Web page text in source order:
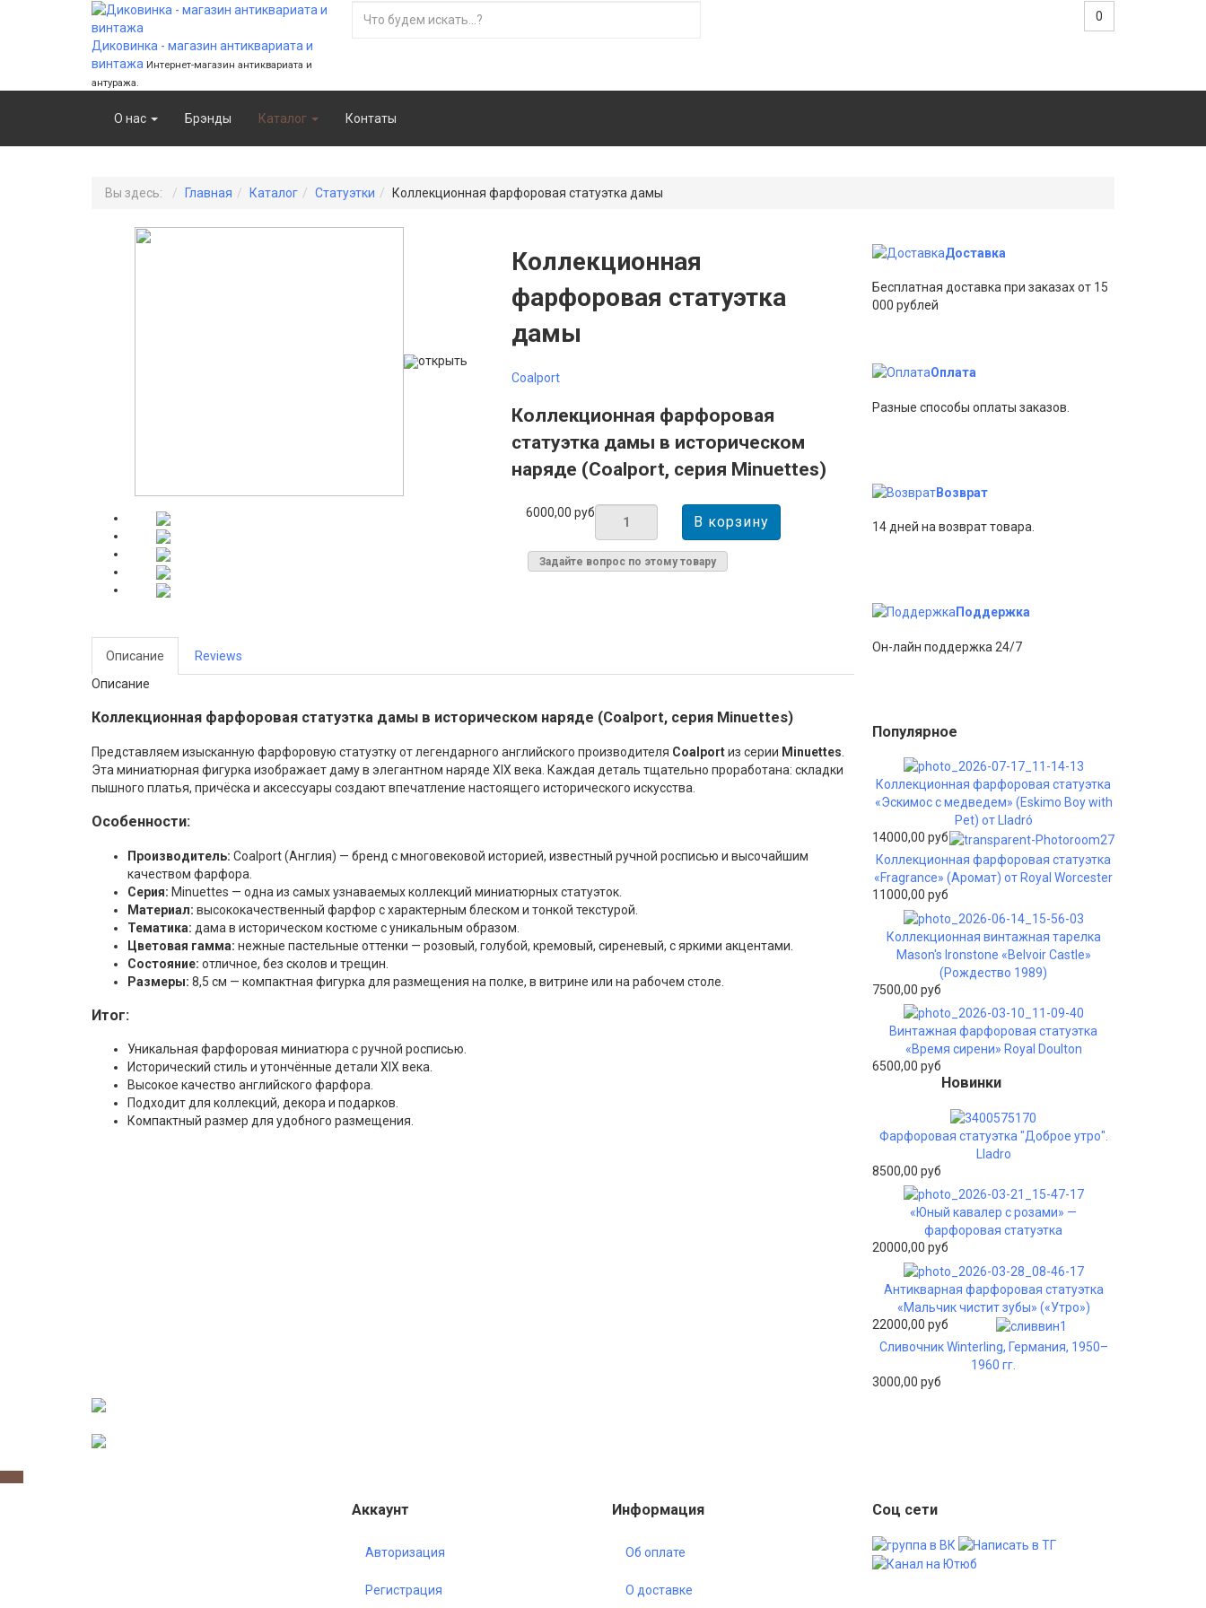
Диковинка - магазин антиквариата и
винтажа Интернет-магазин антиквариата и
антуража.
0
О нас Брэнды Каталог Контаты
Вы здесь: Главная Каталог Статуэтки Коллекционная фарфоровая статуэтка дамы
открыть
Коллекционная
фарфоровая статуэтка
дамы
Coalport
Коллекционная фарфоровая
статуэтка дамы в историческом
наряде (Coalport, серия Minuettes)
6000,00 руб
Задайте вопрос по этому товару
Описание
Reviews
Описание
Коллекционная фарфоровая статуэтка дамы в историческом наряде (Coalport, серия Minuettes)
Представляем изысканную фарфоровую статуэтку от легендарного английского производителя Coalportиз серии Minuettes
Эта миниатюрная фигурка изображает даму в элегантном наряде XIX века. Каждая деталь тщательно проработана: складки
пышного платья, причёска и аксессуары создают впечатление настоящего исторического искусства.
Особенности:
Производитель: Coalport (Англия) — бренд с многовековой историей, известный ручной росписью и высочайшим
качеством фарфора.
Серия: Minuettes — одна из самых узнаваемых коллекций миниатюрных статуэток.
Материал: высококачественный фарфор с характерным блеском и тонкой текстурой.
Тематика: дама в историческом костюме с уникальным образом.
Цветовая гамма: нежные пастельные оттенки — розовый, голубой, кремовый, сиреневый, с яркими акцентами.
Состояние: отличное, без сколов и трещин.
Размеры: 8,5 см — компактная фигурка для размещения на полке, в витрине или на рабочем столе.
Итог:
Уникальная фарфоровая миниатюра с ручной росписью.
Исторический стиль и утончённые детали XIX века.
Высокое качество английского фарфора.
Подходит для коллекций, декора и подарков.
Компактный размер для удобного размещения.
Доставка
Бесплатная доставка при заказах от 15
000 рублей
Оплата
Разные способы оплаты заказов.
Возврат
14 дней на возврат товара.
Поддержка
Он-лайн поддержка 24/7
Популярное
Коллекционная фарфоровая статуэтка
«Эскимос с медведем» (Eskimo Boy with
Pet) от Lladró
14000,00 руб
Коллекционная фарфоровая статуэтка
«Fragrance» (Аромат) от Royal Worcester
11000,00 руб
Коллекционная винтажная тарелка
Mason's Ironstone «Belvoir Castle»
(Рождество 1989)
7500,00 руб
Винтажная фарфоровая статуэтка
«Время сирени» Royal Doulton
6500,00 руб
Новинки
Фарфоровая статуэтка "Доброе утро".
Lladro
8500,00 руб
«Юный кавалер с розами» —
фарфоровая статуэтка
20000,00 руб
Антикварная фарфоровая статуэтка
«Мальчик чистит зубы» («Утро»)
22000,00 руб
Сливочник Winterling, Германия, 1950–
1960 гг.
3000,00 руб
Аккаунт
Авторизация
Регистрация
Информация
Об оплате
О доставке
Соц сети